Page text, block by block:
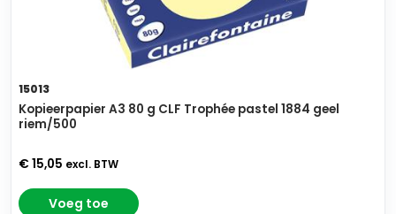
15013
Kopieerpapier A3 80 g CLF Trophée pastel 1884 geel
riem/500
€ 15,05 excl. BTW
Voeg toe